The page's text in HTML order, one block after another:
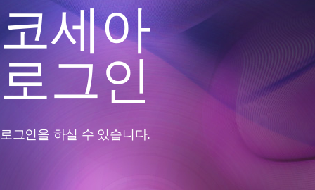
코세아
로그인
로그인을 하실 수 있습니다.